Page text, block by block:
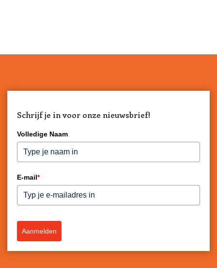
Schrijf je in voor onze nieuwsbrief!
Volledige Naam
E-mail*
Aanmelden